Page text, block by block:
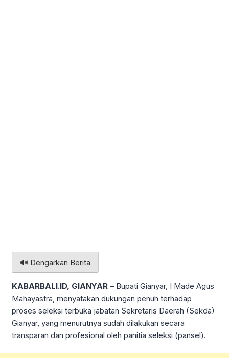
🔊 Dengarkan Berita
KABARBALI.ID, GIANYAR – Bupati Gianyar, I Made Agus
Mahayastra, menyatakan dukungan penuh terhadap
proses seleksi terbuka jabatan Sekretaris Daerah (Sekda)
Gianyar, yang menurutnya sudah dilakukan secara
transparan dan profesional oleh panitia seleksi (pansel).